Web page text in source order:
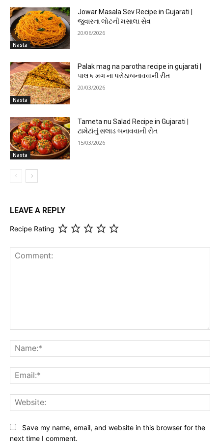
Nasta
Jowar Masala Sev Recipe in Gujarati |
જુવારના લોટની મસાલા સેવ
20/06/2026
Nasta
Palak mag na parotha recipe in gujarati |
પાલક મગ ના પરોઠાબનાવવાની રીત
20/03/2026
Nasta
Tameta nu Salad Recipe in Gujarati |
ટામેટાંનું સલાડ બનાવવાની રીત
15/03/2026
LEAVE A REPLY
Recipe Rating
Save my name, email, and website in this browser for the
next time I comment.